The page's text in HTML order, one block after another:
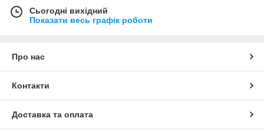
Сьогодні вихідний
Показати весь графік роботи
Про нас
Контакти
Доставка та оплата